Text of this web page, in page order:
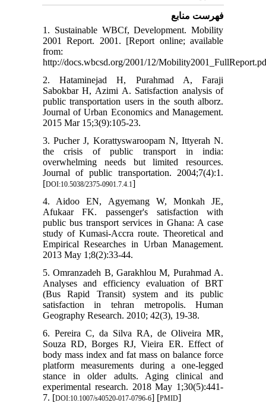
فهرست منابع
1. Sustainable WBCf, Development. Mobility
2001 Report. 2001. [Report online; available
from:
http://docs.wbcsd.org/2001/12/
2. Hataminejad H, Purahmad A, Faraji
Sabokbar H, Azimi A. Satisfaction analysis of
public transportation users in the south alborz.
Journal of Urban Economics and Management.
2015 Mar 15;3(9):105-23.
3. Pucher J, Korattyswaroopam N, Ittyerah N.
the crisis of public transport in india:
overwhelming needs but limited resources.
Journal of public transportation. 2004;7(4):1.
[DOI:10.5038/2375-0901.7.4.1]
4. Aidoo EN, Agyemang W, Monkah JE,
Afukaar FK. passenger's satisfaction with
public bus transport services in Ghana: A case
study of Kumasi-Accra route. Theoretical and
Empirical Researches in Urban Management.
2013 May 1;8(2):33-44.
5. Omranzadeh B, Garakhlou M, Purahmad A.
Analyses and efficiency evaluation of BRT
(Bus Rapid Transit) system and its public
satisfaction in tehran metropolis. Human
Geography Research. 2010; 42(3), 19-38.
6. Pereira C, da Silva RA, de Oliveira MR,
Souza RD, Borges RJ, Vieira ER. Effect of
body mass index and fat mass on balance force
platform measurements during a one-legged
stance in older adults. Aging clinical and
experimental research. 2018 May 1;30(5):441-
7. [DOI:10.1007/s40520-017-0796-6] [PMID]